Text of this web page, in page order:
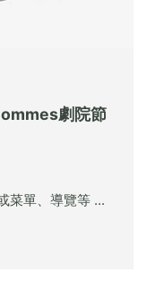
劇院節
菜單、導覽等 ...